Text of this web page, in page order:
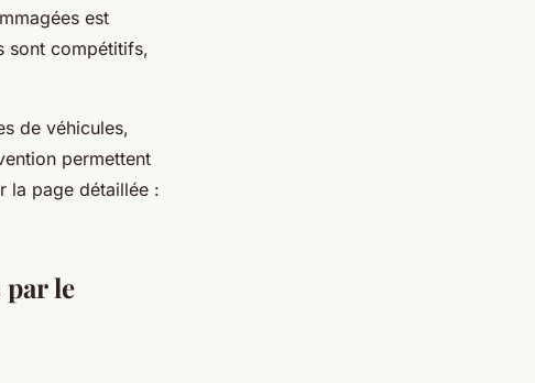
est
sont compétitifs,
de véhicules,
permettent
la page détaillée :
le